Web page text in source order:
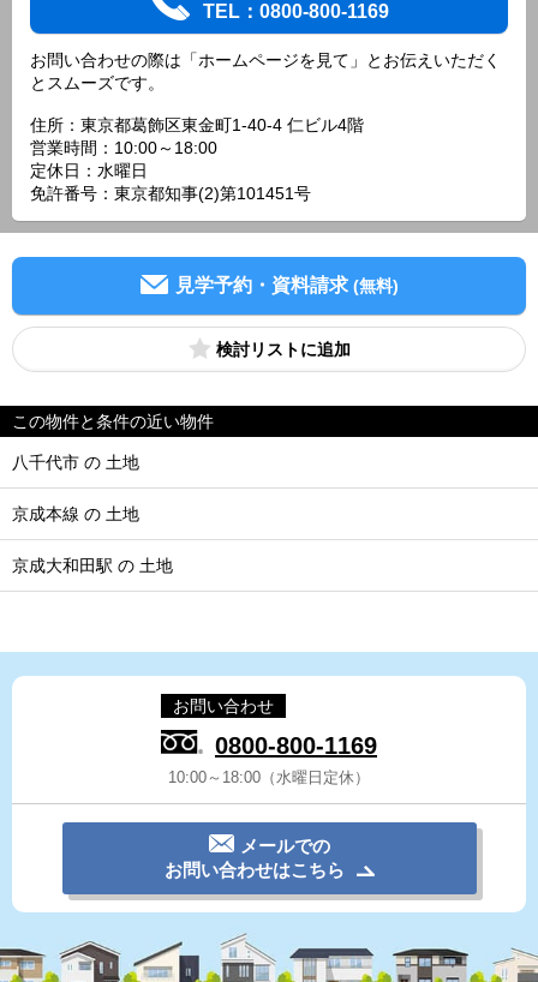
TEL：0800-800-1169
お問い合わせの際は「ホームページを見て」とお伝えいただく
とスムーズです。
住所：東京都葛飾区東金町1-40-4 仁ビル4階
営業時間：10:00～18:00
定休日：水曜日
免許番号：東京都知事(2)第101451号
見学予約・資料請求 (無料)
検討リスト
この物件と条件の近い物件
八千代市 の 土地
京成本線 の 土地
京成大和田駅 の 土地
お問い合わせ
0800-800-1169
10:00～18:00（水曜日定休）
メールでの
お問い合わせはこちら